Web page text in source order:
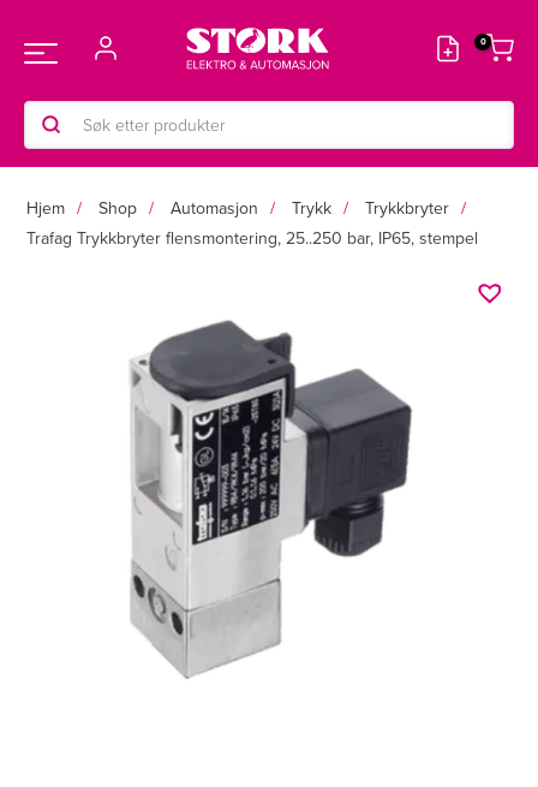
rett
innholdet
Main
Menu
Products
search
Hjem Shop Automasjon Trykk
Trykkbryter
Trafag Trykkbryter flensmontering, 25..250 bar, IP65, stempel